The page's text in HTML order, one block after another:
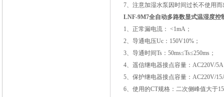
7、注意加湿水泵因时间过长不使用
LNF-9M7全自动多路数显式温湿度控
1、正常漏电流： <1mA；
2、导通电压Uc：150V10%；
3、导通时间Ts：50ms≤Ts≤250ms；
4、遥信继电器接点容量：AC220V/
5、保护继电器接点容量：AC220V/
6、使用的CT规格：二次侧峰值大于